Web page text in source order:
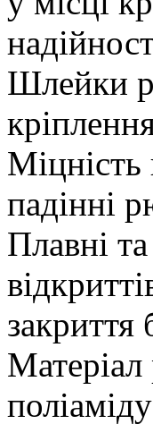
Шлейки
падінні
Плавні
закриття